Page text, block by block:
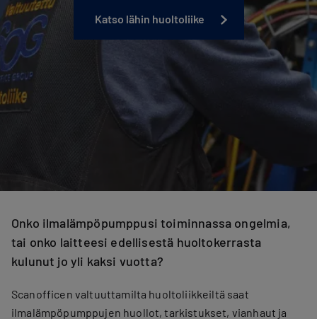
Katso lähin huoltoliike
Onko ilmalämpöpumppusi toiminnassa ongelmia,
tai onko laitteesi edellisestä huoltokerrasta
kulunut jo yli kaksi vuotta?
Scanofficen valtuuttamilta huoltoliikkeiltä saat
ilmalämpöpumppujen huollot, tarkistukset, vianhaut ja